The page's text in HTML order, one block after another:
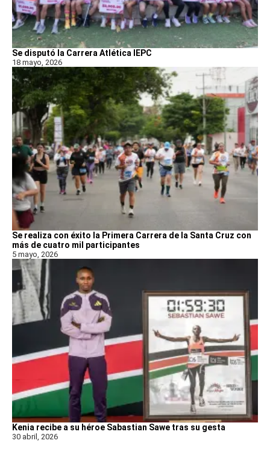
Se disputó la Carrera Atlética IEPC
18 mayo, 2026
Se realiza con éxito la Primera Carrera de la Santa Cruz con
más de cuatro mil participantes
5 mayo, 2026
Kenia recibe a su héroe Sabastian Sawe tras su gesta
30 abril, 2026